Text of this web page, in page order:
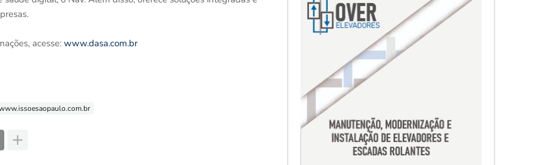
acesse: www.dasa.com.br